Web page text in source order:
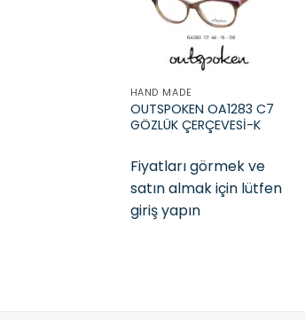
HAND MADE
OUTSPOKEN OA1283 C7
GÖZLÜK ÇERÇEVESİ-K
Fiyatları görmek ve
satın almak için lütfen
giriş yapın